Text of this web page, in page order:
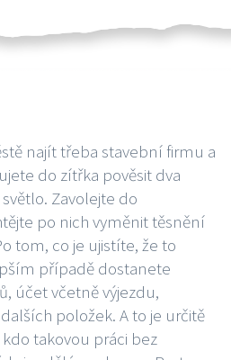
najít třeba stavební firmu a
do zítřka pověsit dva
Zavolejte do
po nich vyměnit těsnění
tom, co je ujistíte, že to
případě dostanete
účet včetně výjezdu,
položek. A to je určitě
takovou práci bez